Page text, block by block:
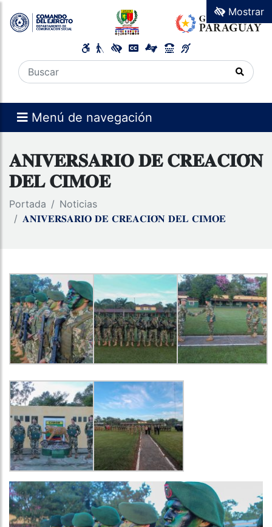
Menú de navegación
Mostrar
𝐀𝐍𝐈𝐕𝐄𝐑𝐒𝐀𝐑𝐈𝐎 𝐃𝐄 𝐂𝐑𝐄𝐀𝐂𝐈𝐎́𝐍
𝐃𝐄𝐋 𝐂𝐈𝐌𝐎𝐄
Portada
Noticias
𝐀𝐍𝐈𝐕𝐄𝐑𝐒𝐀𝐑𝐈𝐎 𝐃𝐄 𝐂𝐑𝐄𝐀𝐂𝐈𝐎́𝐍 𝐃𝐄𝐋 𝐂𝐈𝐌𝐎𝐄